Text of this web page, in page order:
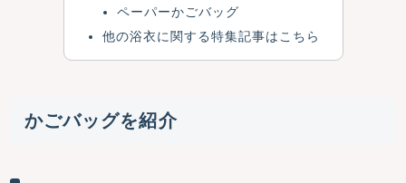
ペーパーかごバッグ
他の浴衣に関する特集記事はこちら
かごバッグを紹介